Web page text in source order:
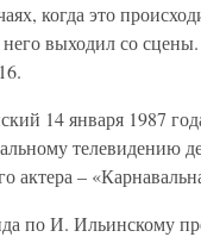
когда это
выходил со
14 января 1987
телевидению
актера –
по И. Ильинскому